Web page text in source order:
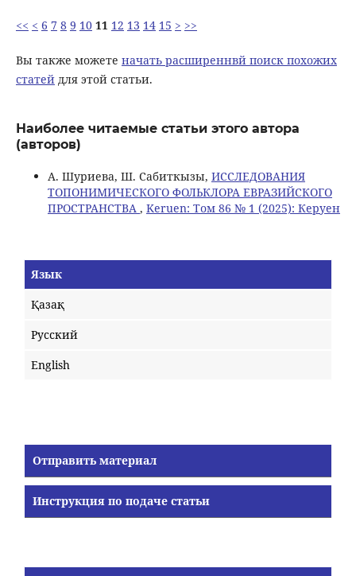
<< < 6 7 8 9 10 11 12 13 14 15 > >>
Вы также можете начать расширеннвй поиск похожих
статейдля этой статьи.
Наиболее читаемые статьи этого автора
(авторов)
А. Шуриева, Ш. Сабиткызы, ИССЛЕДОВАНИЯ
ТОПОНИМИЧЕСКОГО ФОЛЬКЛОРА ЕВРАЗИЙСКОГО
ПРОСТРАНСТВА , Keruen: Том 86 № 1 (2025): Керуен
Язык
Қазақ
Русский
English
Отправить материал
Инструкция по подаче статьи